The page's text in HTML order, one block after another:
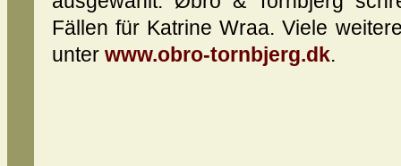
Fällen für Katrine Wraa. Viele
unter www.obro-tornbjerg.dk.